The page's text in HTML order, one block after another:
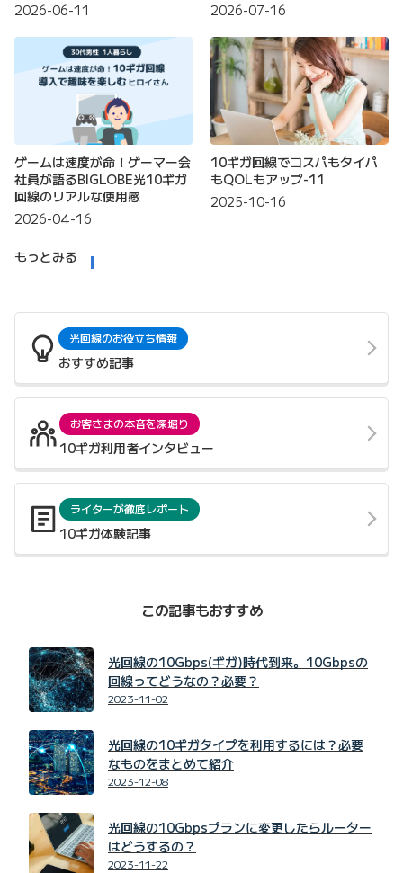
2026-06-11
2026-07-16
ゲームは速度が命！ゲーマー会
社員が語るBIGLOBE光10ギガ
回線のリアルな使用感
2026-04-16
10ギガ回線でコスパもタイパ
もQOLもアップ-11
2025-10-16
もっとみる
光回線のお役立ち情報
おすすめ記事
お客さまの本音を深堀り
10ギガ利用者インタビュー
ライターが徹底レポート
10ギガ体験記事
この記事もおすすめ
光回線の10Gbps(ギガ)時代到来。10Gbpsの
回線ってどうなの？必要？
2023-11-02
光回線の10ギガタイプを利用するには？必要
なものをまとめて紹介
2023-12-08
光回線の10Gbpsプランに変更したらルーター
はどうするの？
2023-11-22